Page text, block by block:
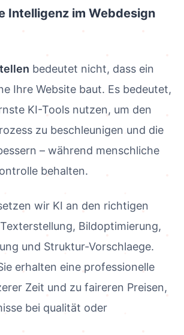
Intelligenz im Webdesign
bedeutet nicht, dass ein
Ihre Website baut. Es bedeutet,
KI-Tools nutzen, um den
zu beschleunigen und die
– während menschliche
behalten.
wir KI an den richtigen
Bildoptimierung,
und Struktur-Vorschlaege.
erhalten eine professionelle
Zeit und zu faireren Preisen,
bei qualität oder